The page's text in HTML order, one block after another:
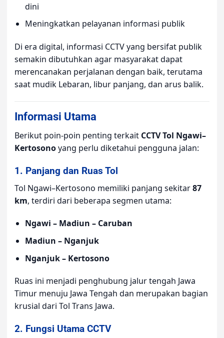
dini
Meningkatkan pelayanan informasi publik
Di era digital, informasi CCTV yang bersifat publik
semakin dibutuhkan agar masyarakat dapat
merencanakan perjalanan dengan baik, terutama
saat mudik Lebaran, libur panjang, dan arus balik.
Informasi Utama
Berikut poin-poin penting terkait CCTV Tol Ngawi–
Kertosonoyang perlu diketahui pengguna jalan:
1. Panjang dan Ruas Tol
Tol Ngawi–Kertosono memiliki panjang sekitar87
km, terdiri dari beberapa segmen utama:
Ngawi – Madiun – Caruban
Madiun – Nganjuk
Nganjuk – Kertosono
Ruas ini menjadi penghubung jalur tengah Jawa
Timur menuju Jawa Tengah dan merupakan bagian
krusial dari Tol Trans Jawa.
2. Fungsi Utama CCTV